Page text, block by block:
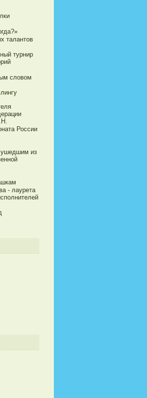
талантов
турнир
словом
России
ушедшим из
- лаурета